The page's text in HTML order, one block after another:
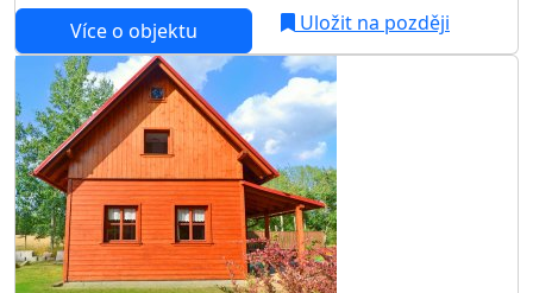
Více o objektu Uložit na později